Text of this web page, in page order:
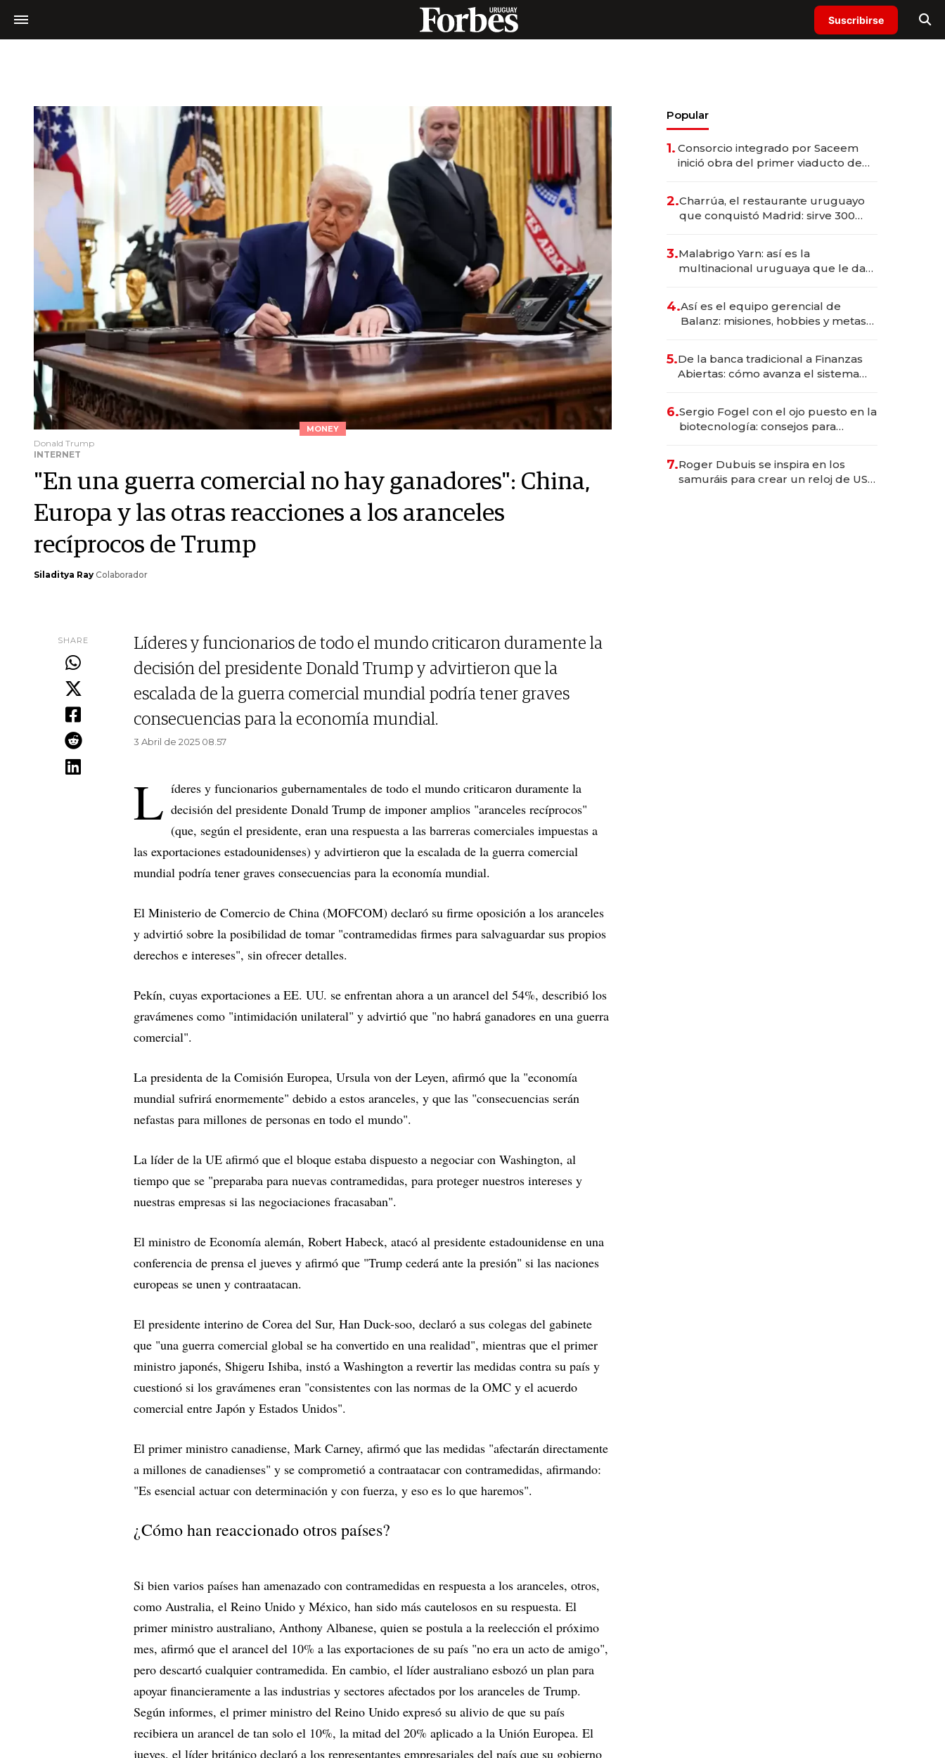
Suscribirse
MONEY
Donald Trump
INTERNET
"En una guerra comercial no hay ganadores": China,
Europa y las otras reacciones a los aranceles
recíprocos de Trump
Siladitya Ray Colaborador
SHARE
Líderes y funcionarios de todo el mundo criticaron duramente la
decisión del presidente Donald Trump y advirtieron que la
escalada de la guerra comercial mundial podría tener graves
consecuencias para la economía mundial.
3 Abril de 2025 08.57
L íderes y funcionarios gubernamentales de todo el mundo criticaron duramente la
decisión del presidente Donald Trump de imponer amplios "aranceles recíprocos"
(que, según el presidente, eran una respuesta a las barreras comerciales impuestas a
las exportaciones estadounidenses) y advirtieron que la escalada de la guerra comercial
mundial podría tener graves consecuencias para la economía mundial.
El Ministerio de Comercio de China (MOFCOM) declaró su firme oposición a los aranceles
y advirtió sobre la posibilidad de tomar "contramedidas firmes para salvaguardar sus propios
derechos e intereses", sin ofrecer detalles.
Pekín, cuyas exportaciones a EE. UU. se enfrentan ahora a un arancel del 54%, describió los
gravámenes como "intimidación unilateral" y advirtió que "no habrá ganadores en una guerra
comercial".
La presidenta de la Comisión Europea, Ursula von der Leyen, afirmó que la "economía
mundial sufrirá enormemente" debido a estos aranceles, y que las "consecuencias serán
nefastas para millones de personas en todo el mundo".
La líder de la UE afirmó que el bloque estaba dispuesto a negociar con Washington, al
tiempo que se "preparaba para nuevas contramedidas, para proteger nuestros intereses y
nuestras empresas si las negociaciones fracasaban".
El ministro de Economía alemán, Robert Habeck, atacó al presidente estadounidense en una
conferencia de prensa el jueves y afirmó que "Trump cederá ante la presión" si las naciones
europeas se unen y contraatacan.
El presidente interino de Corea del Sur, Han Duck-soo, declaró a sus colegas del gabinete
que "una guerra comercial global se ha convertido en una realidad", mientras que el primer
ministro japonés, Shigeru Ishiba, instó a Washington a revertir las medidas contra su país y
cuestionó si los gravámenes eran "consistentes con las normas de la OMC y el acuerdo
comercial entre Japón y Estados Unidos".
El primer ministro canadiense, Mark Carney, afirmó que las medidas "afectarán directamente
a millones de canadienses" y se comprometió a contraatacar con contramedidas, afirmando:
"Es esencial actuar con determinación y con fuerza, y eso es lo que haremos".
¿Cómo han reaccionado otros países?
Si bien varios países han amenazado con contramedidas en respuesta a los aranceles, otros,
como Australia, el Reino Unido y México, han sido más cautelosos en su respuesta. El
primer ministro australiano, Anthony Albanese, quien se postula a la reelección el próximo
mes, afirmó que el arancel del 10% a las exportaciones de su país "no era un acto de amigo",
pero descartó cualquier contramedida. En cambio, el líder australiano esbozó un plan para
apoyar financieramente a las industrias y sectores afectados por los aranceles de Trump.
Según informes, el primer ministro del Reino Unido expresó su alivio de que su país
recibiera un arancel de tan solo el 10%, la mitad del 20% aplicado a la Unión Europea. El
jueves, el líder británico declaró a los representantes empresariales del país que su gobierno
Popular
1. Consorcio integrado por Saceem
inició obra del primer viaducto de
millones
2.Charrúa, el restaurante uruguayo
que conquistó Madrid: sirve 300
prepara apertura
3.Malabrigo Yarn: así es la
multinacional uruguaya que le da
4.Así es el equipo gerencial de
Balanz: misiones, hobbies y metas
5.De la banca tradicional a Finanzas
Abiertas: cómo avanza el sistema
6.Sergio Fogel con el ojo puesto en la
biotecnología: consejos para
7.Roger Dubuis se inspira en los
samuráis para crear un reloj de US$